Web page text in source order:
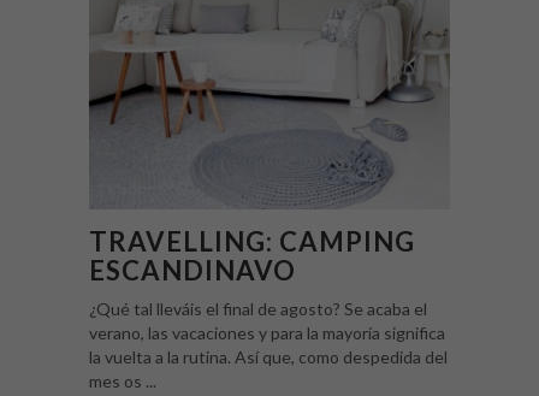
TRAVELLING: CAMPING
ESCANDINAVO
¿Qué tal lleváis el final de agosto? Se acaba el
verano, las vacaciones y para la mayoría significa
la vuelta a la rutina. Así que, como despedida del
mes os ...